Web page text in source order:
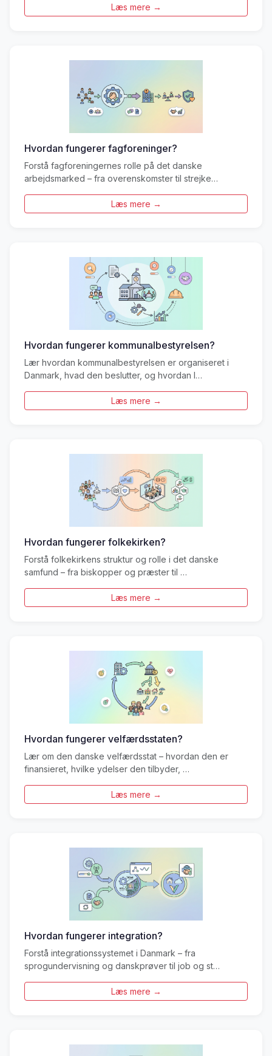
Læs mere →
Hvordan fungerer fagforeninger?
Forstå fagforeningernes rolle på det danske
arbejdsmarked – fra overenskomster til strejke…
Læs mere →
Hvordan fungerer kommunalbestyrelsen?
Lær hvordan kommunalbestyrelsen er organiseret i
Danmark, hvad den beslutter, og hvordan l…
Læs mere →
Hvordan fungerer folkekirken?
Forstå folkekirkens struktur og rolle i det danske
samfund – fra biskopper og præster til …
Læs mere →
Hvordan fungerer velfærdsstaten?
Lær om den danske velfærdsstat – hvordan den er
finansieret, hvilke ydelser den tilbyder, …
Læs mere →
Hvordan fungerer integration?
Forstå integrationssystemet i Danmark – fra
sprogundervisning og danskprøver til job og st…
Læs mere →